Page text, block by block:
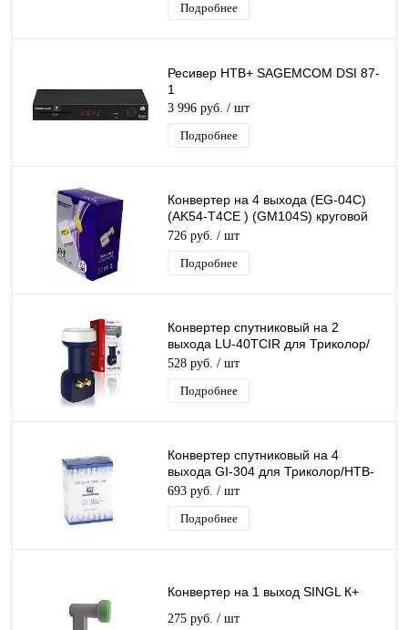
Подробнее
Ресивер НТВ+ SAGEMCOM DSI 87-
1
3 996 руб. / шт
Подробнее
Конвертер на 4 выхода (EG-04C)
(AK54-T4CE ) (GM104S) круговой
поляризации QUAD дляТриколор/
НТВ
726 руб. / шт
Подробнее
Конвертер спутниковый на 2
выхода LU-40TCIR для Триколор/
НТВ-Плюс круговой поляризации
Lumax
528 руб. / шт
Подробнее
Конвертер спутниковый на 4
выхода GI-304 для Триколор/НТВ-
Плюс круговой поляризации Galaxy
Innovatio
693 руб. / шт
Подробнее
Конвертер на 1 выход SINGL К+
275 руб. / шт